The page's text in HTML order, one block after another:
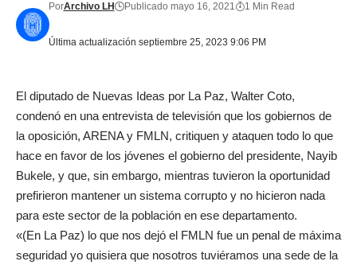
Última actualización septiembre 25, 2023 9:06 PM
PorArchivo LH Publicado mayo 16, 2021 1 Min Read
El diputado de Nuevas Ideas por La Paz, Walter Coto,
condenó en una entrevista de televisión que los gobiernos de
la oposición, ARENA y FMLN, critiquen y ataquen todo lo que
hace en favor de los jóvenes el gobierno del presidente, Nayib
Bukele, y que, sin embargo, mientras tuvieron la oportunidad
prefirieron mantener un sistema corrupto y no hicieron nada
para este sector de la población en ese departamento.
«(En La Paz) lo que nos dejó el FMLN fue un penal de máxima
seguridad yo quisiera que nosotros tuviéramos una sede de la